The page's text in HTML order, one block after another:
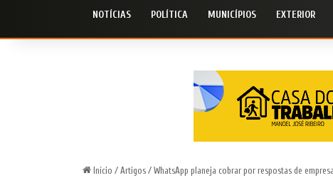
NOTÍCIAS POLÍTICA MUNICÍPIOS EXTERIOR
Início / Artigos / WhatsApp planeja cobrar por respostas de